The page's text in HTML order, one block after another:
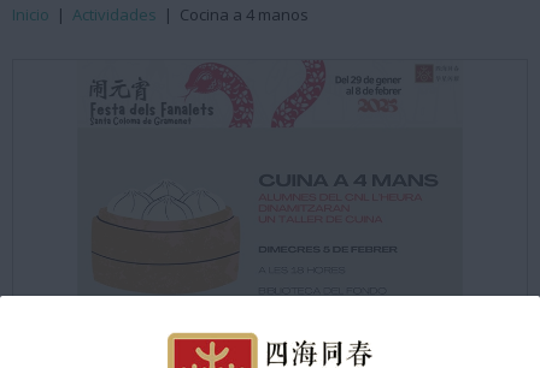
Inicio | Actividades | Cocina a 4 manos